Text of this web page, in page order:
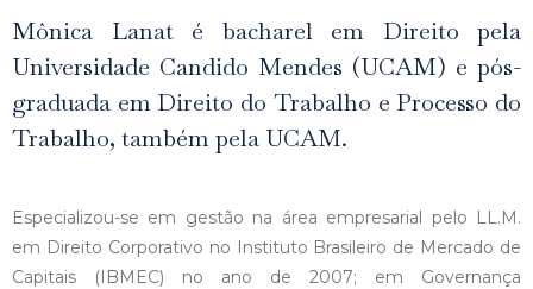
Mônica Lanat é bacharel em Direito pela
Universidade Candido Mendes (UCAM) e pós-
graduada em Direito do Trabalho e Processo do
Trabalho, também pela UCAM.
Especializou-se em gestão na área empresarial pelo LL.M.
em Direito Corporativo no Instituto Brasileiro de Mercado de
Capitais (IBMEC) no ano de 2007; em Governança